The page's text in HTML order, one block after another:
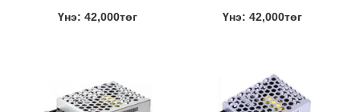
Үнэ: 42,000төг
Үнэ: 42,000төг